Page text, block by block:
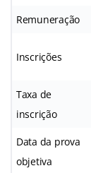
Remuneração
Inscrições
Taxa de
inscrição
Data da prova
objetiva